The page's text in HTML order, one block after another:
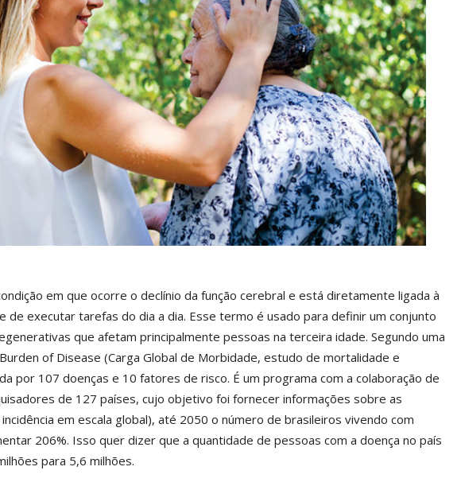
em que ocorre o declínio da função cerebral e está diretamente ligada à
de executar tarefas do dia a dia. Esse termo é usado para definir um conjunto
que afetam principalmente pessoas na terceira idade. Segundo uma
of Disease (Carga Global de Morbidade, estudo de mortalidade e
por 107 doenças e 10 fatores de risco. É um programa com a colaboração de
de 127 países, cujo objetivo foi fornecer informações sobre as
em escala global), até 2050 o número de brasileiros vivendo com
206%. Isso quer dizer que a quantidade de pessoas com a doença no país
para 5,6 milhões.